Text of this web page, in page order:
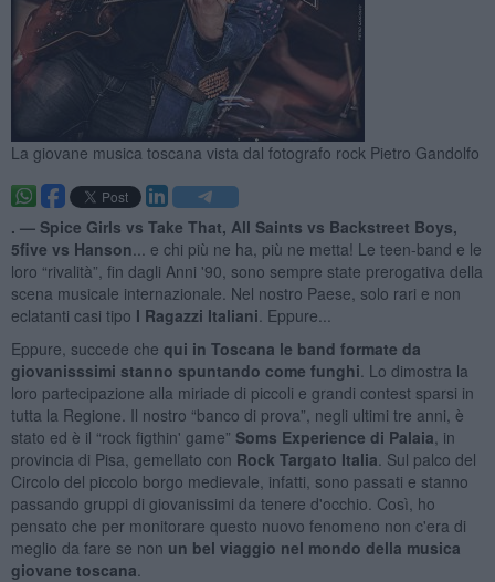
La giovane musica toscana vista dal fotografo rock Pietro Gandolfo
. — Spice Girls vs Take That, All Saints vs Backstreet Boys,
5five vs Hanson ... e chi più ne ha, più ne metta! Le teen-band e le
loro “rivalità”, fin dagli Anni '90, sono sempre state prerogativa della
scena musicale internazionale. Nel nostro Paese, solo rari e non
eclatanti casi tipo I Ragazzi Italiani . Eppure...
Eppure, succede che qui in Toscana le band formate da
giovanisssimi stanno spuntando come funghi . Lo dimostra la
loro partecipazione alla miriade di piccoli e grandi contest sparsi in
tutta la Regione. Il nostro “banco di prova”, negli ultimi tre anni, è
stato ed è il “rock figthin' game” Soms Experience di Palaia , in
provincia di Pisa, gemellato con Rock Targato Italia . Sul palco del
Circolo del piccolo borgo medievale, infatti, sono passati e stanno
passando gruppi di giovanissimi da tenere d'occhio. Così, ho
pensato che per monitorare questo nuovo fenomeno non c'era di
meglio da fare se non un bel viaggio nel mondo della musica
giovane toscana